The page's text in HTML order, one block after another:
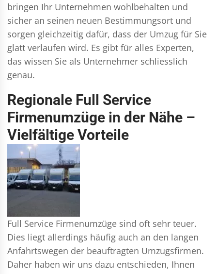
bringen Ihr Unternehmen wohlbehalten und
sicher an seinen neuen Bestimmungsort und
sorgen gleichzeitig dafür, dass der Umzug für Sie
glatt verlaufen wird. Es gibt für alles Experten,
das wissen Sie als Unternehmer schliesslich
genau.
Regionale Full Service
Firmenumzüge in der Nähe –
Vielfältige Vorteile
Full Service Firmenumzüge sind oft sehr teuer.
Dies liegt allerdings häufig auch an den langen
Anfahrtswegen der beauftragten Umzugsfirmen.
Daher haben wir uns dazu entschieden, Ihnen